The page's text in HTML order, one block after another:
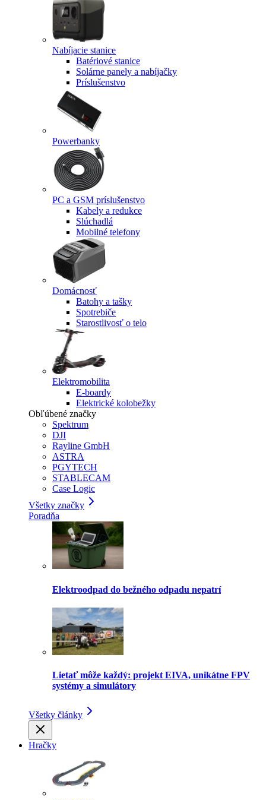
Nabíjacie stanice
Batériové stanice
Solárne panely a nabíjačky
Príslušenstvo
Powerbanky
PC a GSM príslušenstvo
Kabely a redukce
Slúchadlá
Mobilné telefony
Domácnosť
Batohy a tašky
Spotrebiče
Starostlivosť o telo
Elektromobilita
E-boardy
Elektrické kolobežky
Obľúbené značky
Spektrum
DJI
Rayline GmbH
ASTRA
PGYTECH
STABLECAM
Case Logic
Všetky značky
Poradňa
Elektroodpad do bežného odpadu nepatrí
Lietať môže každý: projekt EIVA, unikátne FPV
systémy a simulátory
Všetky články
Hračky